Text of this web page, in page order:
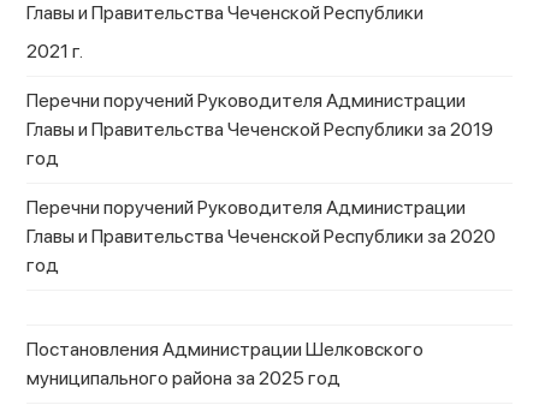
Главы и Правительства Чеченской Республики
2021 г.
Перечни поручений Руководителя Администрации
Главы и Правительства Чеченской Республики за 2019
год
Перечни поручений Руководителя Администрации
Главы и Правительства Чеченской Республики за 2020
год
Постановления Администрации Шелковского
муниципального района за 2025 год